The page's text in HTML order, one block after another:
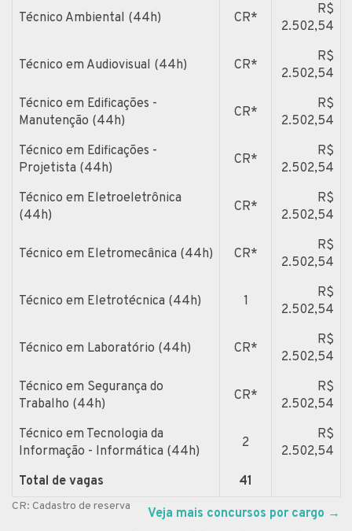
Técnico Ambiental (44h) CR*
R$
2.502,54
Técnico em Audiovisual (44h) CR*
R$
2.502,54
Técnico em Edificações -
Manutenção (44h)
CR*
R$
2.502,54
Técnico em Edificações -
Projetista (44h)
CR*
R$
2.502,54
Técnico em Eletroeletrônica
(44h)
CR*
R$
2.502,54
Técnico em Eletromecânica (44h) CR*
R$
2.502,54
Técnico em Eletrotécnica (44h) 1
R$
2.502,54
Técnico em Laboratório (44h) CR*
R$
2.502,54
Técnico em Segurança do
Trabalho (44h)
CR*
R$
2.502,54
Técnico em Tecnologia da
Informação - Informática (44h)
2
R$
2.502,54
Total de vagas
41
CR: Cadastro de reserva Veja mais concursos por cargo →